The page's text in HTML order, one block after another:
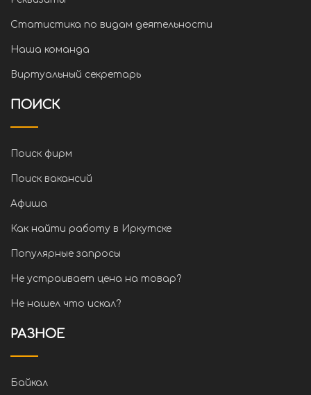
Статистика по видам деятельности
Наша команда
Виртуальный секретарь
ПОИСК
Поиск фирм
Поиск вакансий
Афиша
Как найти работу в Иркутске
Популярные запросы
Не устраивает цена на товар?
Не нашел что искал?
РАЗНОЕ
Байкал